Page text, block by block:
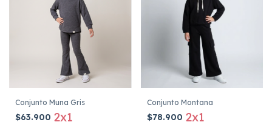
Conjunto Muna Gris
$63.900 2x1
Conjunto Montana
$78.900 2x1